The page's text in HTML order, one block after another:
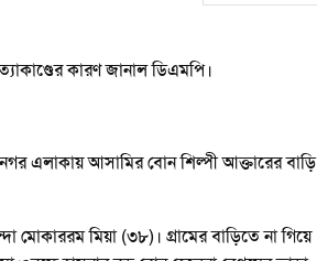
কারণ জানাল ডিএমপি।
এলাকায় আসামির বোন শিল্পী আক্তারের বাড়ি
মোকাররম মিয়া (৩৮)। গ্রামের বাড়িতে না গিয়ে